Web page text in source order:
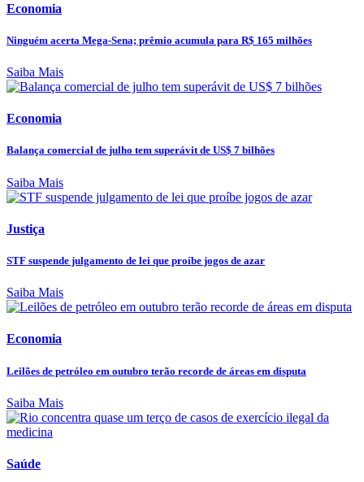
Economia
Ninguém acerta Mega-Sena; prêmio acumula para R$ 165 milhões
Saiba Mais
Economia
Balança comercial de julho tem superávit de US$ 7 bilhões
Saiba Mais
Justiça
STF suspende julgamento de lei que proíbe jogos de azar
Saiba Mais
Economia
Leilões de petróleo em outubro terão recorde de áreas em disputa
Saiba Mais
Saúde